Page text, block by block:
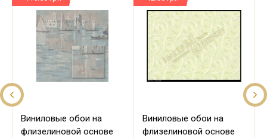
Виниловые обои на
флизелиновой основе
Виниловые обои на
флизелиновой основе